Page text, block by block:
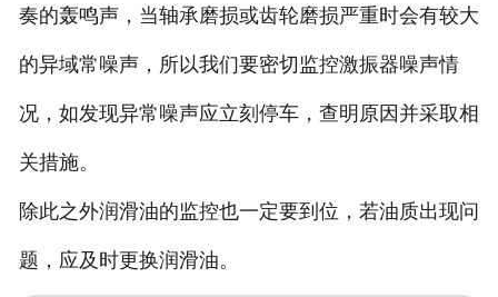
奏的轰鸣声，当轴承磨损或齿轮磨损严重时会有较大
的异域常噪声，所以我们要密切监控激振器噪声情
况，如发现异常噪声应立刻停车，查明原因并采取相
关措施。
除此之外润滑油的监控也一定要到位，若油质出现问
题，应及时更换润滑油。